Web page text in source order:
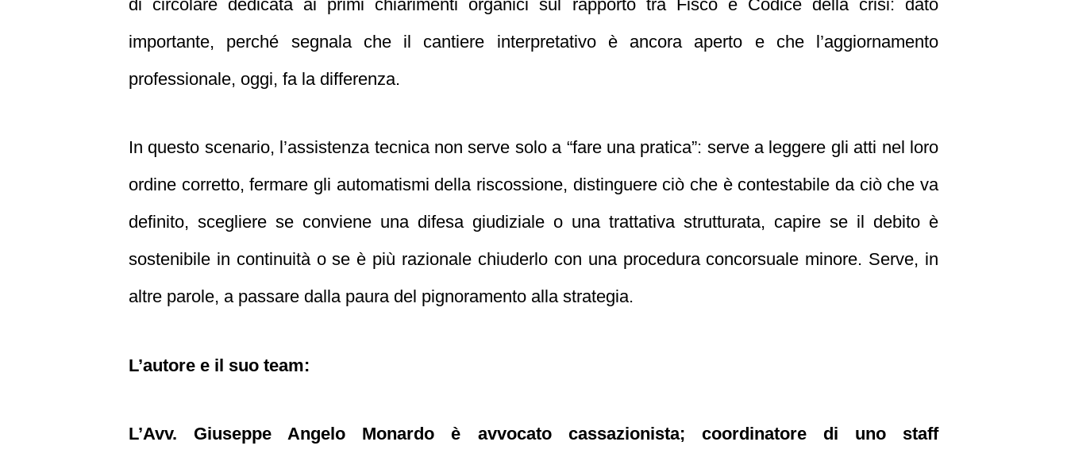
di circolare dedicata ai primi chiarimenti organici sul rapporto tra Fisco e Codice della crisi: dato
importante, perché segnala che il cantiere interpretativo è ancora aperto e che l’aggiornamento
professionale, oggi, fa la differenza.
In questo scenario, l’assistenza tecnica non serve solo a “fare una pratica”: serve a leggere gli atti nel loro
ordine corretto, fermare gli automatismi della riscossione, distinguere ciò che è contestabile da ciò che va
definito, scegliere se conviene una difesa giudiziale o una trattativa strutturata, capire se il debito è
sostenibile in continuità o se è più razionale chiuderlo con una procedura concorsuale minore. Serve, in
altre parole, a passare dalla paura del pignoramento alla strategia.
L’autore e il suo team:
L’Avv. Giuseppe Angelo Monardo è avvocato cassazionista; coordinatore di uno staff